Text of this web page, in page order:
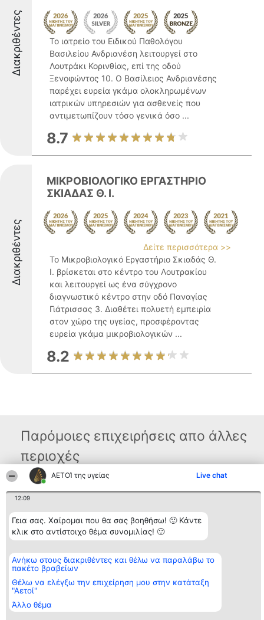
ΑΕΤΟΊ της υγείας Live chat
12:09
Γεια σας. Χαίρομαι που θα σας βοηθήσω! 🙂 Κάντε
κλικ στο αντίστοιχο θέμα συνομιλίας! 🙂
Ανήκω στους διακριθέντες και θέλω να παραλάβω το
πακέτο βραβείων
Θέλω να ελέγξω την επιχείρηση μου στην κατάταξη
"Αετοί"
Άλλο θέμα
Διακριθέντες
Το ιατρείο του Ειδικού Παθολόγου
Βασιλείου Ανδριανέση λειτουργεί στο
Λουτράκι Κορινθίας, επί της οδού
Ξενοφώντος 10. Ο Βασίλειος Ανδριανέσης
παρέχει ευρεία γκάμα ολοκληρωμένων
ιατρικών υπηρεσιών για ασθενείς που
αντιμετωπίζουν τόσο γενικά όσο ...
8.7
Διακριθέντες
ΜΙΚΡΟΒΙΟΛΟΓΙΚΟ ΕΡΓΑΣΤΗΡΙΟ
ΣΚΙΑΔΑΣ Θ. Ι.
Δείτε περισσότερα >>
Το Μικροβιολογικό Εργαστήριο Σκιαδάς Θ.
Ι. βρίσκεται στο κέντρο του Λουτρακίου
και λειτουργεί ως ένα σύγχρονο
διαγνωστικό κέντρο στην οδό Παναγίας
Γιάτρισσας 3. Διαθέτει πολυετή εμπειρία
στον χώρο της υγείας, προσφέροντας
ευρεία γκάμα μικροβιολογικών ...
8.2
Παρόμοιες επιχειρήσεις απο άλλες
περιοχές
Διοργανωτής της
BEAUTIFUL COMPANY
Μονοπρόσωπη ΙΚΕ
ΤΗΛ. ΕΠΙΚΟΙΝΩΝΙΑΣ:
2104128019
aetoi@beautifulcompany.co
Κατάταξη
Λίστα όλων
των
διακριθέντων
Μεθοδολογία
προϋποθέσεις
ΠΟΛΙΤΙΚΗ
Επικοινωνία